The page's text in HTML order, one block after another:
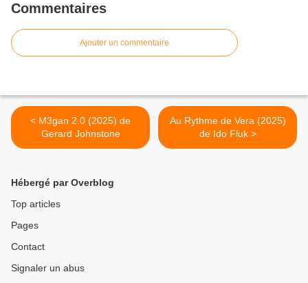
Commentaires
Ajouter un commentaire
< M3gan 2.0 (2025) de
Gerard Johnstone
Au Rythme de Vera (2025)
de Ido Fluk >
Hébergé par Overblog
Top articles
Pages
Contact
Signaler un abus